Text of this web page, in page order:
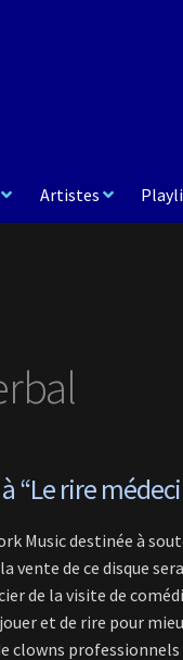
Artistes
“Le rire
Music destinée à
vente de ce disque
de la visite de
et de rire pour
clowns